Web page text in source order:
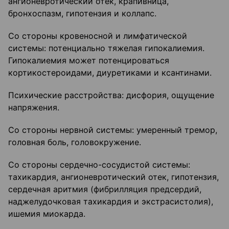
бронхоспазм, гипотензия и коллапс.
Со стороны кровеносной и лимфатической
системы: потенциально тяжелая гипокалиемия.
Гипокалиемия может потенцироваться
кортикостероидами, диуретиками и ксантинами.
Психические расстройства: дисфория, ощущение
напряжения.
Со стороны нервной системы: умеренный тремор,
головная боль, головокружение.
Со стороны сердечно-сосудистой системы:
тахикардия, ангионевротический отек, гипотензия,
сердечная аритмия (фибрилляция предсердий,
наджелудочковая тахикардия и экстрасистолия),
ишемия миокарда.